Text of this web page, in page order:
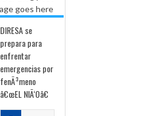
DIRESA se
prepara para
enfrentar
emergencias por
fenÃ³meno
â€œEL NIÃ‘Oâ€